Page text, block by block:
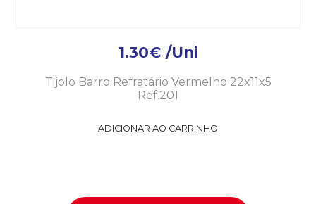
1.30€ /Uni
Tijolo Barro Refratário Vermelho 22x11x5
Ref.201
ADICIONAR AO CARRINHO